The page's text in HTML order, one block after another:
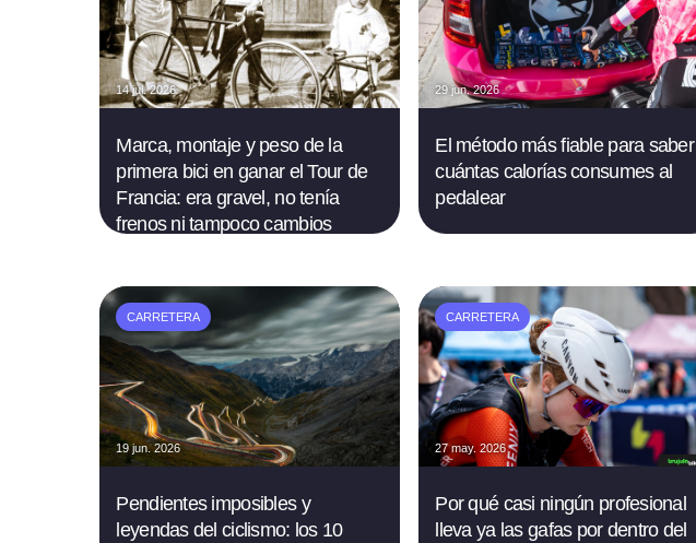
14 jul. 2026
Marca, montaje y peso de la
primera bici en ganar el Tour de
Francia: era gravel, no tenía
frenos ni tampoco cambios
29 jun. 2026
El método más fiable para saber
cuántas calorías consumes al
pedalear
CARRETERA
19 jun. 2026
Pendientes imposibles y
leyendas del ciclismo: los 10
CARRETERA
27 may. 2026
Por qué casi ningún profesional
lleva ya las gafas por dentro del